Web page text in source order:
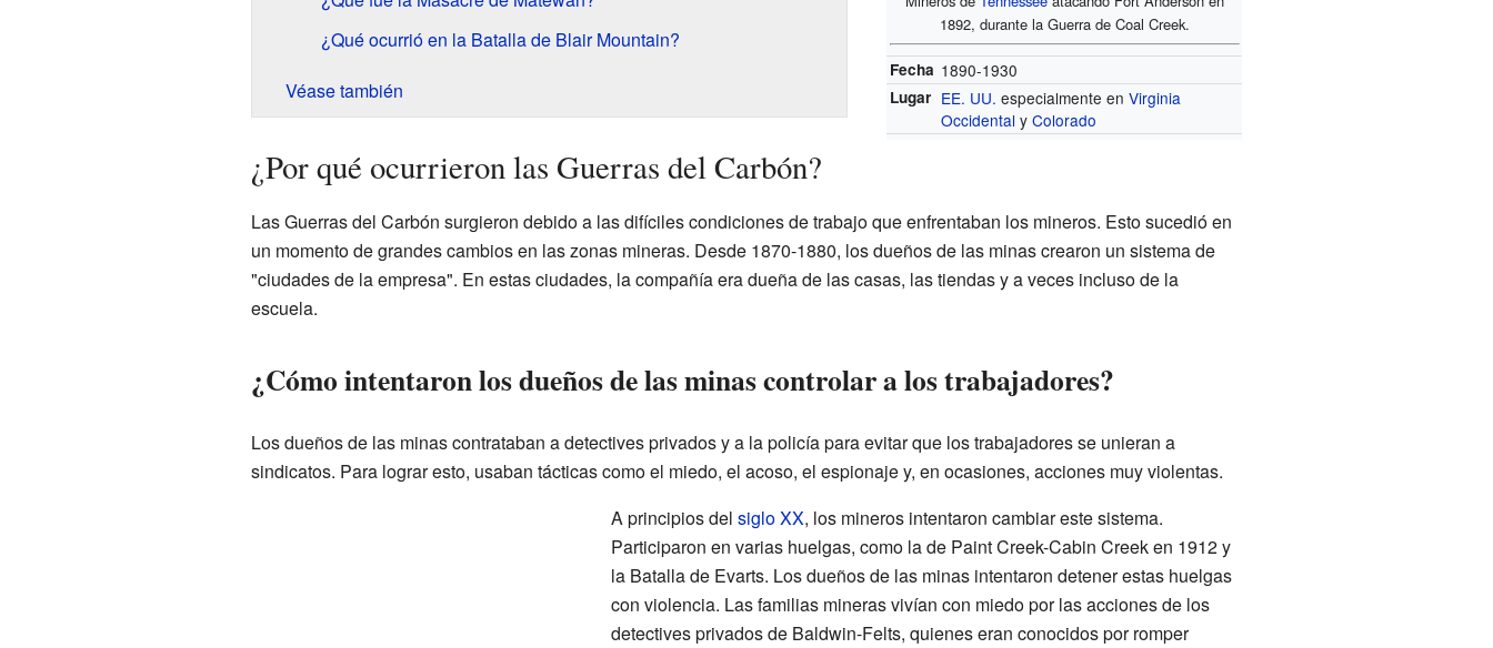
1892, durante la Guerra de Coal Creek.
Fecha 1890-1930
Lugar EE. UU. especialmente enVirginia
Occidental yColorado
¿Qué ocurrió en la Batalla de Blair Mountain?
Véase también
¿Por qué ocurrieron las Guerras del Carbón?
Las Guerras del Carbón surgieron debido a las difíciles condiciones de trabajo que enfrentaban los mineros. Esto sucedió en
un momento de grandes cambios en las zonas mineras. Desde 1870-1880, los dueños de las minas crearon un sistema de
"ciudades de la empresa". En estas ciudades, la compañía era dueña de las casas, las tiendas y a veces incluso de la
escuela.
¿Cómo intentaron los dueños de las minas controlar a los trabajadores?
Los dueños de las minas contrataban a detectives privados y a la policía para evitar que los trabajadores se unieran a
sindicatos. Para lograr esto, usaban tácticas como el miedo, el acoso, el espionaje y, en ocasiones, acciones muy violentas.
A principios del siglo XX, los mineros intentaron cambiar este sistema.
Participaron en varias huelgas, como la de Paint Creek-Cabin Creek en 1912 y
la Batalla de Evarts. Los dueños de las minas intentaron detener estas huelgas
con violencia. Las familias mineras vivían con miedo por las acciones de los
detectives privados de Baldwin-Felts, quienes eran conocidos por romper